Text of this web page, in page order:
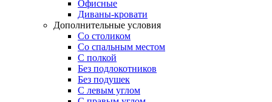
Офисные
Диваны-кровати
Дополнительные условия
Со столиком
Со спальным местом
С полкой
Без подлокотников
Без подушек
C левым углом